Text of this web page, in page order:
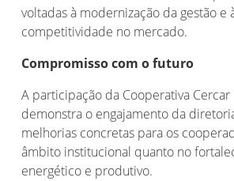
voltadas à modernização da gestão e
competitividade no mercado.
Compromisso com o futuro
A participação da Cooperativa Cercar
demonstra o engajamento da
melhorias concretas para os
âmbito institucional quanto no
energético e produtivo.